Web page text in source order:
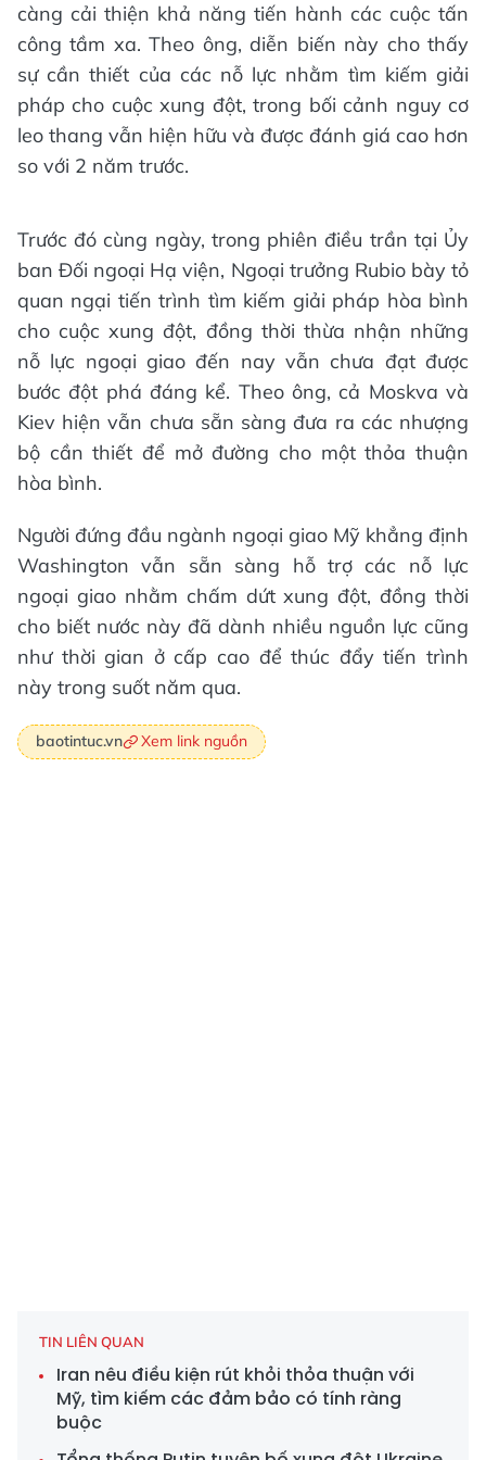
càng cải thiện khả năng tiến hành các cuộc tấn
công tầm xa. Theo ông, diễn biến này cho thấy
sự cần thiết của các nỗ lực nhằm tìm kiếm giải
pháp cho cuộc xung đột, trong bối cảnh nguy cơ
leo thang vẫn hiện hữu và được đánh giá cao hơn
so với 2 năm trước.
Trước đó cùng ngày, trong phiên điều trần tại Ủy
ban Đối ngoại Hạ viện, Ngoại trưởng Rubio bày tỏ
quan ngại tiến trình tìm kiếm giải pháp hòa bình
cho cuộc xung đột, đồng thời thừa nhận những
nỗ lực ngoại giao đến nay vẫn chưa đạt được
bước đột phá đáng kể. Theo ông, cả Moskva và
Kiev hiện vẫn chưa sẵn sàng đưa ra các nhượng
bộ cần thiết để mở đường cho một thỏa thuận
hòa bình.
Người đứng đầu ngành ngoại giao Mỹ khẳng định
Washington vẫn sẵn sàng hỗ trợ các nỗ lực
ngoại giao nhằm chấm dứt xung đột, đồng thời
cho biết nước này đã dành nhiều nguồn lực cũng
như thời gian ở cấp cao để thúc đẩy tiến trình
này trong suốt năm qua.
baotintuc.vn Xem link nguồn
TIN LIÊN QUAN
Iran nêu điều kiện rút khỏi thỏa thuận với
Mỹ, tìm kiếm các đảm bảo có tính ràng
buộc